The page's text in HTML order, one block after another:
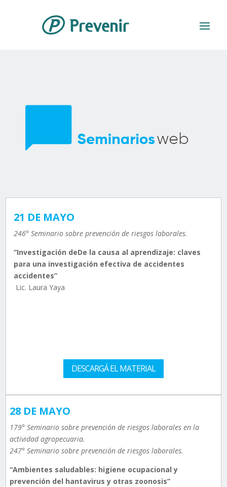
21 DE MAYO
246° Seminario sobre prevención de riesgos laborales.
“Investigación deDe la causa al aprendizaje: claves
para una investigación efectiva de accidentes
accidentes”
Lic. Laura Yaya
DESCARGÁ EL MATERIAL
28 DE MAYO
179° Seminario sobre prevención de riesgos laborales en la
actividad agropecuaria.
247° Seminario sobre prevención de riesgos laborales.
“Ambientes saludables: higiene ocupacional y
prevención del hantavirus y otras zoonosis”